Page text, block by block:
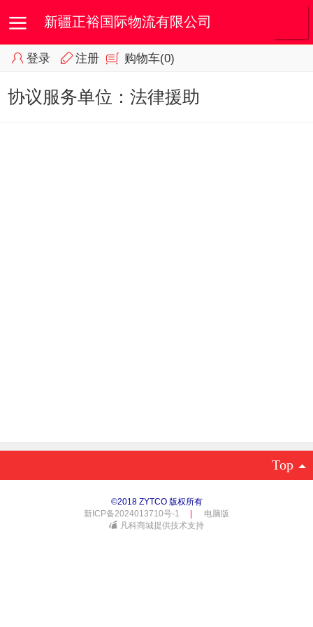
新疆正裕国际物流有限公司
首页 我的订单 会员专区
登录 注册 购物车(0)
协议服务单位：法律援助
Top
©2018 ZYTCO 版权所有
新ICP备2024013710号-1
电脑版
凡科商城提供技术支持